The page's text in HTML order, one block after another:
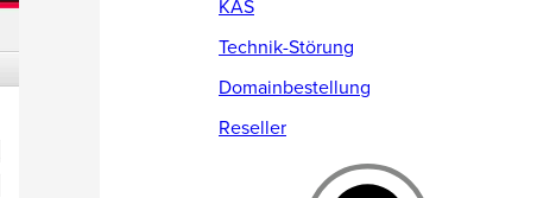
KAS
Technik-Störung
Domainbestellung
Reseller